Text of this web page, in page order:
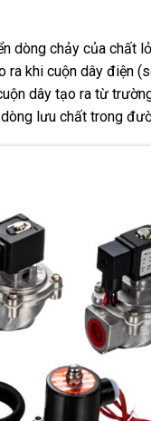
dòng chảy của chất
ra khi cuộn dây điện
dây tạo ra từ
lưu chất trong